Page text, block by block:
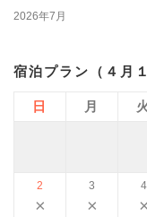
2026年7月
宿泊プラン（４月
日 月
2
×
3
×
4
×